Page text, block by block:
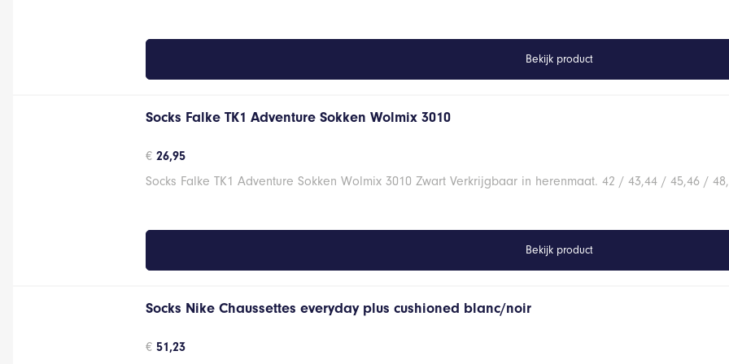
Bekijk product
Socks Falke TK1 Adventure Sokken Wolmix 3010
€ 26,95
Socks Falke TK1 Adventure Sokken Wolmix 3010 Zwart Verkrijgbaar in herenmaat. 42 / 43,44 / 45,46 /
Bekijk product
Socks Nike Chaussettes everyday plus cushioned blanc/noir
€ 51,23